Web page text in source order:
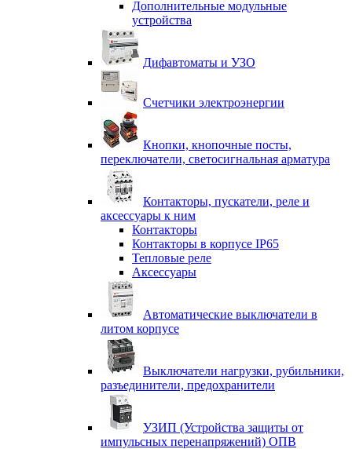
Дополнительные модульные
устройства
Дифавтоматы и УЗО
Счетчики электроэнергии
Кнопки, кнопочные посты,
переключатели, светосигнальная арматура
Контакторы, пускатели, реле и
аксессуары к ним
Контакторы
Контакторы в корпусе IP65
Тепловые реле
Аксессуары
Автоматические выключатели в
литом корпусе
Выключатели нагрузки, рубильники,
разъединители, предохранители
УЗИП (Устройства защиты от
импульсных перенапряжений) ОПВ